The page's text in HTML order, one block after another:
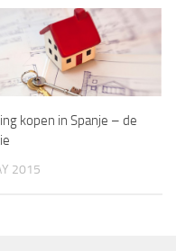
kopen in Spanje – de
2015